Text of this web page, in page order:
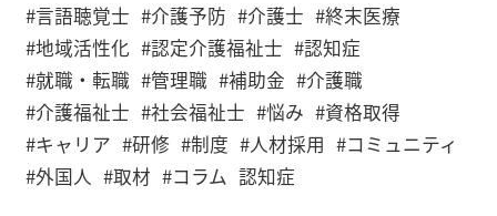
#言語聴覚士 #介護予防 #介護士 #終末医療
#地域活性化 #認定介護福祉士 #認知症
#就職・転職 #管理職 #補助金 #介護職
#介護福祉士 #社会福祉士 #悩み #資格取得
#キャリア #研修 #制度 #人材採用 #コミュニティ
#外国人 #取材 #コラム 認知症